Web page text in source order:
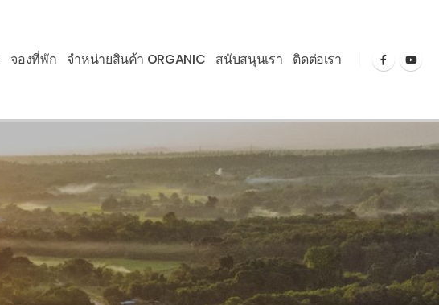
จองที่พัก จำหน่ายสินค้า ORGANIC สนับสนุนเรา ติดต่อเรา